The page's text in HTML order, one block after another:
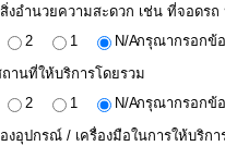
งอำนวยความสะดวก เช่น ที่จอด
2 1 N/Aกรุณากรอกข้
านที่ให้บริการโดยรวม
2 1 N/Aกรุณากรอกข้
งอุปกรณ์ / เครื่องมือในการให้บริกา